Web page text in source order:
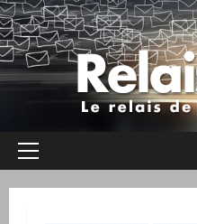
Aller
au
contenu
Menu